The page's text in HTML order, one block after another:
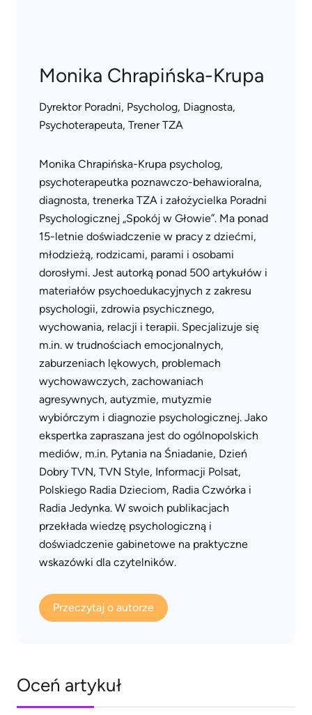
Monika Chrapińska-Krupa
Dyrektor Poradni, Psycholog, Diagnosta,
Psychoterapeuta, Trener TZA
Monika Chrapińska-Krupa psycholog,
psychoterapeutka poznawczo-behawioralna,
diagnosta, trenerka TZA i założycielka Poradni
Psychologicznej „Spokój w Głowie”. Ma ponad
15-letnie doświadczenie w pracy z dziećmi,
młodzieżą, rodzicami, parami i osobami
dorosłymi. Jest autorką ponad 500 artykułów i
materiałów psychoedukacyjnych z zakresu
psychologii, zdrowia psychicznego,
wychowania, relacji i terapii. Specjalizuje się
m.in. w trudnościach emocjonalnych,
zaburzeniach lękowych, problemach
wychowawczych, zachowaniach
agresywnych, autyzmie, mutyzmie
wybiórczym i diagnozie psychologicznej. Jako
ekspertka zapraszana jest do ogólnopolskich
mediów, m.in. Pytania na Śniadanie, Dzień
Dobry TVN, TVN Style, Informacji Polsat,
Polskiego Radia Dzieciom, Radia Czwórka i
Radia Jedynka. W swoich publikacjach
przekłada wiedzę psychologiczną i
doświadczenie gabinetowe na praktyczne
wskazówki dla czytelników.
Przeczytaj o autorze
Oceń artykuł